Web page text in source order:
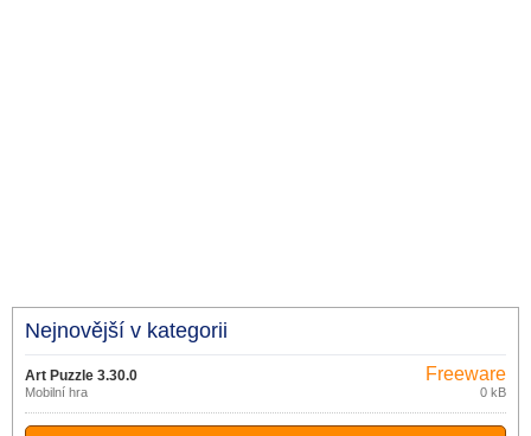
Nejnovější v kategorii
Art Puzzle 3.30.0
Mobilní hra
Freeware
0 kB